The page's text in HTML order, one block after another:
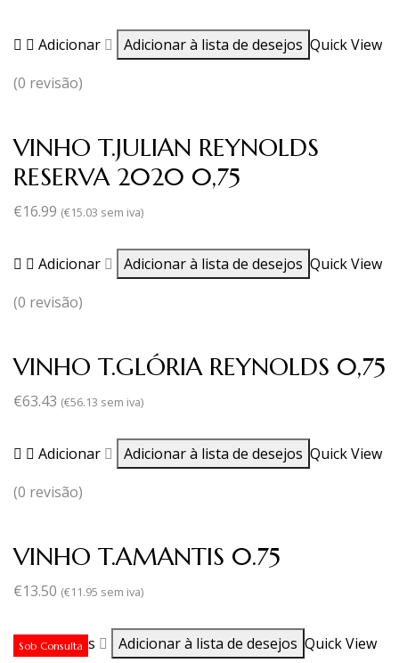
Adicionar Adicionar à lista de desejos Quick View
(0 revisão)
VINHO T.JULIAN REYNOLDS
RESERVA 2020 0,75
€16.99 (€15.03 sem iva)
Adicionar Adicionar à lista de desejos Quick View
(0 revisão)
VINHO T.GLÓRIA REYNOLDS 0,75
€63.43 (€56.13 sem iva)
Adicionar Adicionar à lista de desejos Quick View
(0 revisão)
VINHO T.AMANTIS 0.75
€13.50 (€11.95 sem iva)
Sob Consulta
Ler mais Adicionar à lista de desejos Quick View